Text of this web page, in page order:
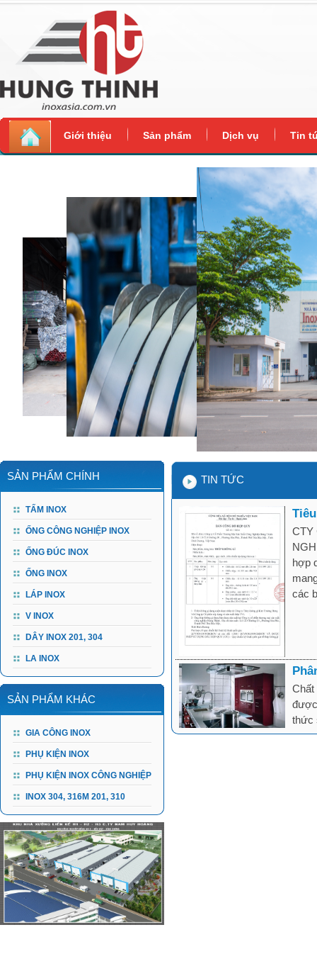
Giới thiệu Sản phẩm Dịch vụ Tin
SẢN PHẨM CHÍNH
TẤM INOX
ỐNG CÔNG NGHIỆP INOX
ỐNG ĐÚC INOX
ỐNG INOX
LÁP INOX
V INOX
DÂY INOX 201, 304
LA INOX
SẢN PHẨM KHÁC
GIA CÔNG INOX
PHỤ KIỆN INOX
PHỤ KIỆN INOX CÔNG NGHIỆP
INOX 304, 316M 201, 310
TIN TỨC
CTY
hợp
các
Chất
thức